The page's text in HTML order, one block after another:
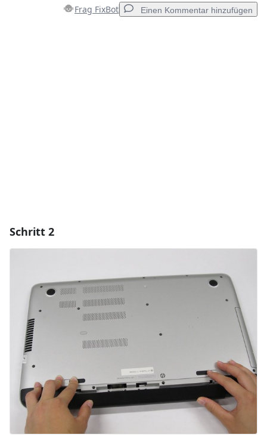
Frag FixBot Einen Kommentar hinzufügen
Schritt 2